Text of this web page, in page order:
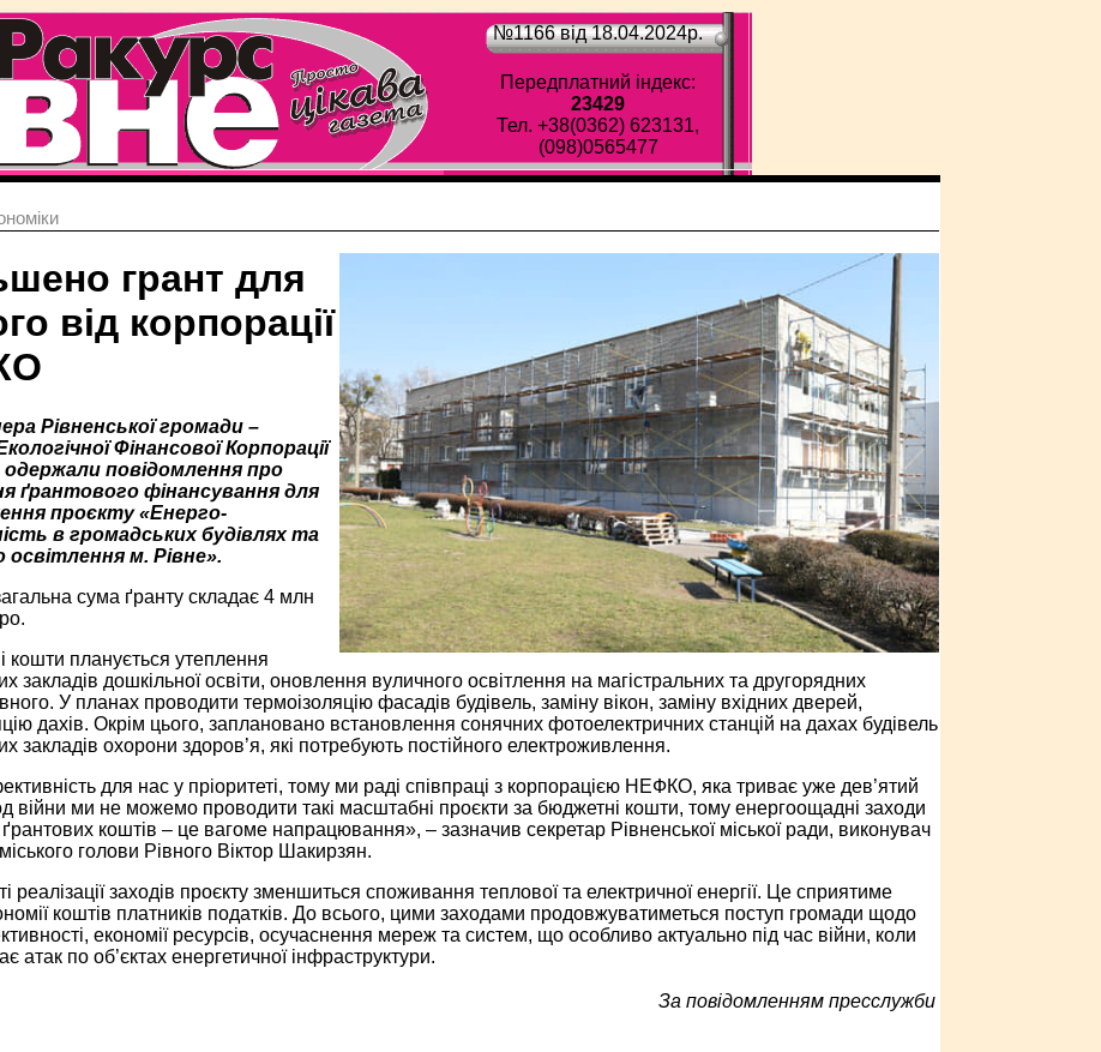
№1166 від 18.04.2024p.
Передплатний індекс:
23429
Тел. +38(0362) 623131,
(098)0565477
грант для
від корпорації
Рівненської громади –
Фінансової Корпорації
повідомлення про
ґрантового фінансування для
проєкту «Енерго­
в громадських будівлях та
освітлення м. Рівне».
сума ґранту складає 4 млн
кошти планується утеплення
закладів дошкільної освіти, оновлення вуличного освітлення на магістральних та другорядних
У планах проводити термоізоляцію фасадів будівель, заміну вікон, заміну вхідних дверей,
дахів. Окрім цього, заплановано встановлення сонячних фотоелектричних станцій на дахах будівель
закладів охорони здоров’я, які потребують постійного електроживлення.
для нас у пріоритеті, тому ми раді співпраці з корпорацією НЕФКО, яка триває уже дев’ятий
війни ми не можемо проводити такі масштабні проєкти за бюджетні кошти, тому енергоощадні заходи
коштів – це вагоме напрацювання», – зазначив cекретар Рівненської міської ради, виконувач
голови Рівного Віктор Шакирзян.
реалізації заходів проєкту зменшиться споживання теплової та електричної енергії. Це сприятиме
коштів платників податків. До всього, цими заходами продовжуватиметься поступ громади щодо
економії ресурсів, осучаснення мереж та систем, що особливо актуально під час війни, коли
атак по об’єктах енергетичної інфраструктури.
За повідомленням пресслужби